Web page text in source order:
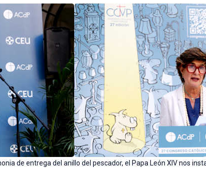
de entrega del anillo del pescador, el Papa León XIV nos